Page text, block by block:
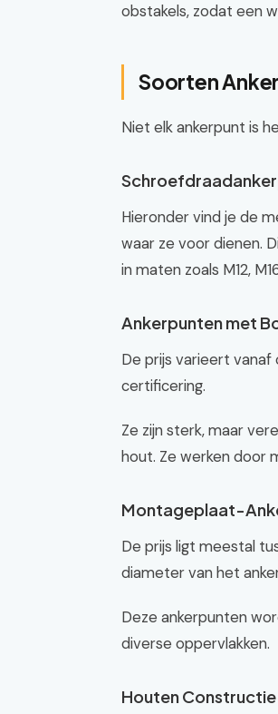
obstakels, zodat een
Soorten
Niet elk ankerpunt is
Hieronder vind je de
waar ze voor dienen.
in maten zoals M12,
Ankerpunten met
De prijs varieert
certificering.
Ze zijn sterk, maar
hout. Ze werken door
Montageplaat-
De prijs ligt meestal
diameter van het
Deze ankerpunten
diverse oppervlakken.
Houten